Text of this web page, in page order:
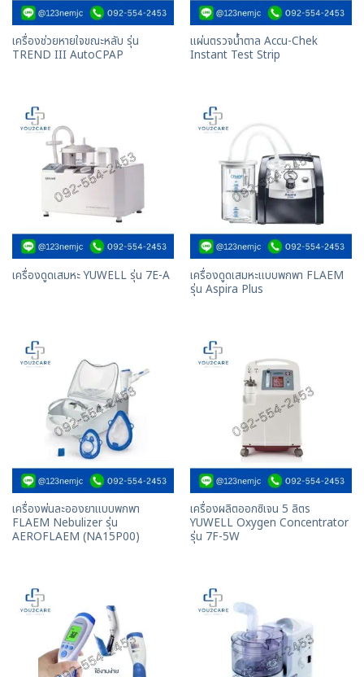
เครื่องช่วยหายใจขณะหลับ รุ่น
TREND III AutoCPAP
แผ่นตรวจน้ำตาล Accu-Chek
Instant Test Strip
เครื่องดูดเสมหะ YUWELL รุ่น 7E-A
เครื่องดูดเสมหะแบบพกพา FLAEM
รุ่น Aspira Plus
เครื่องพ่นละอองยาแบบพกพา
FLAEM Nebulizer รุ่น
AEROFLAEM (NA15P00)
เครื่องผลิตออกซิเจน 5 ลิตร
YUWELL Oxygen Concentrator
รุ่น 7F-5W